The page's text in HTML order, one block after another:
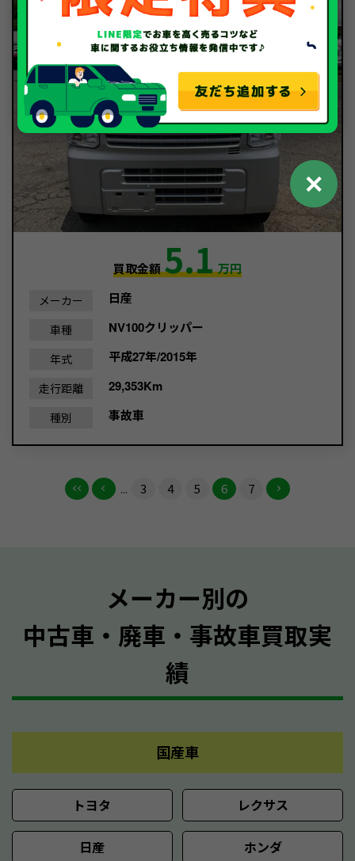
買取金額5.1万円
メーカー 日産
車種 NV100クリッパー
年式 平成27年/2015年
走行距離 29,353Km
種別 事故車
... 3 4 5 6 7
メーカー別の
中古車・廃車・事故車買取実
績
国産車
トヨタ レクサス
日産 ホンダ
✕